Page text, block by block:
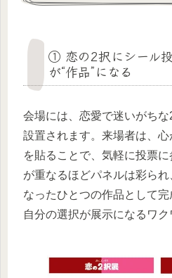
① 恋の2択にシール
が“作品”になる
会場には、恋愛で迷いがち
設置されます。来場者は、
を貼ることで、気軽に投票
が重なるほどパネルは彩ら
なったひとつの作品として完
自分の選択が展示になるワク